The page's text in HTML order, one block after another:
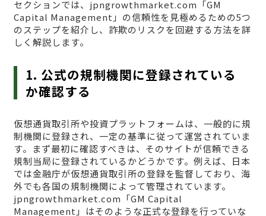
セクションでは、jpngrowthmarket.com「GM
Capital Management」の信頼性を見極めるための5つ
のステップを紹介し、詐欺のリスクを回避する方法を詳
しく解説します。
1. 公式の規制機関に登録されている
か確認する
仮想通貨取引所や投資プラットフォームは、一般的に規
制機関に登録され、一定の基準に従って運営されていま
す。まず最初に確認すべきは、そのサイトが信頼できる
規制当局に登録されているかどうかです。例えば、日本
では金融庁が仮想通貨取引所の登録を監督しており、海
外でも各国の規制機関によって管理されています。
jpngrowthmarket.com「GM Capital
Management」はそのような正式な登録を行っていな